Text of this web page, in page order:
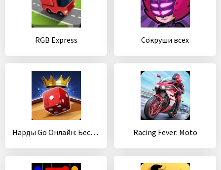
RGB Express Сокруши всех
Нарды Go Онлайн: Бесплатная настольная игра Racing Fever: Moto